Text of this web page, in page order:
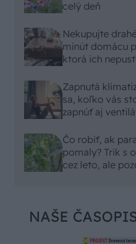
celý deň
Nekupujte
minút domácu
ktorá ich
Zapnutá
sa, koľko vás
zapnúť aj
Čo robiť, ak
pomaly? Trik s
cez leto, ale
NAŠE